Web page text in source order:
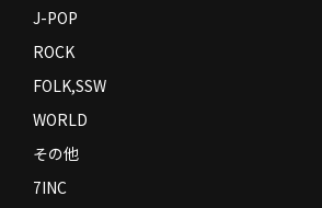
J-POP
ROCK
FOLK,SSW
WORLD
その他
7INC